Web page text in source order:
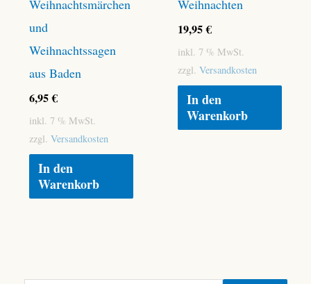
Weihnachtsmärchen
und
Weihnachtssagen
aus Baden
6,95€
inkl. 7 % MwSt.
zzgl. Versandkosten
In den
Warenkorb
Weihnachten
19,95€
inkl. 7 % MwSt.
zzgl. Versandkosten
In den
Warenkorb